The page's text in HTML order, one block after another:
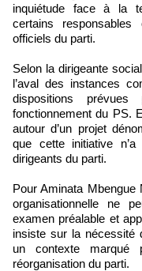
inquiétude face à la
certains
officiels du parti.
Selon la dirigeante
l’aval des instances
dispositions
fonctionnement du PS.
autour d’un projet
que cette initiative
dirigeants du parti.
Pour Aminata Mbengue
organisationnelle ne
examen préalable et
insiste sur la nécessité
un contexte
réorganisation du parti.